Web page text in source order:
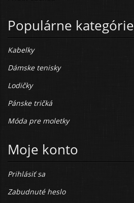
Populárne kategórie
Kabelky
Dámske tenisky
Lodičky
Pánske tričká
Móda pre moletky
Moje konto
Prihlásiť sa
Zabudnuté heslo